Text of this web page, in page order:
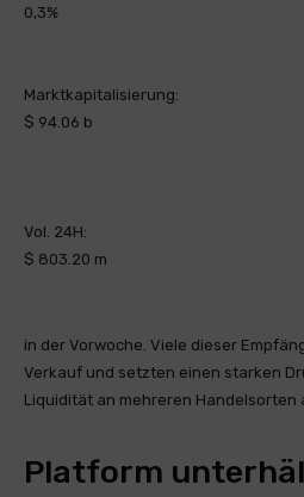
0,3%
Marktkapitalisierung:
$ 94.06 b
Vol. 24H:
$ 803.20 m
in der Vorwoche. Viele dieser
Verkauf und setzten einen starken
Liquidität an mehreren Handelsorten
Platform